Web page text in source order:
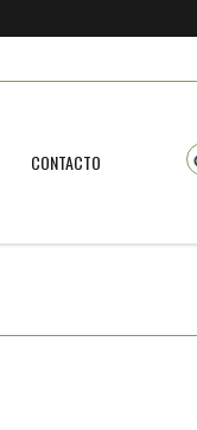
CONTACTO